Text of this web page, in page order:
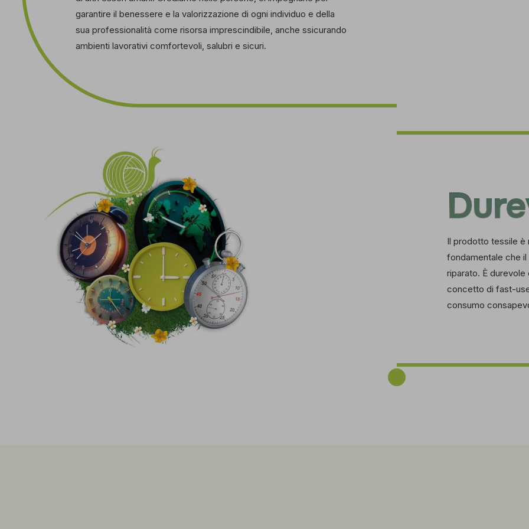
garantire il benessere e la valorizzazione di ogni individuo e della
sua professionalità come risorsa imprescindibile, anche ssicurando
ambienti lavorativi comfortevoli, salubri e sicuri.
Il prodotto tessile è
fondamentale che
riparato. È
concetto di fast-
consumo